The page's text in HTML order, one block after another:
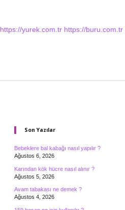
https://yurek.com.tr https://buru.com.tr
Son Yazılar
Bebeklere bal kabağı nasıl yapılır ?
Ağustos 6, 2026
Karından kök hücre nasıl alınır ?
Ağustos 5, 2026
Avam tabakası ne demek ?
Ağustos 4, 2026